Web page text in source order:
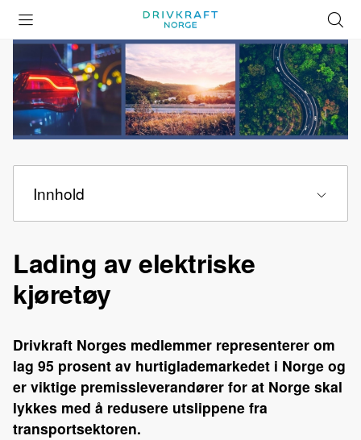
meny
meny
Innhold
Lading av elektriske
kjøretøy
Drivkraft Norges medlemmer representerer om
lag 95 prosent av hurtiglademarkedet i Norge og
er viktige premissleverandører for at Norge skal
lykkes med å redusere utslippene fra
transportsektoren.